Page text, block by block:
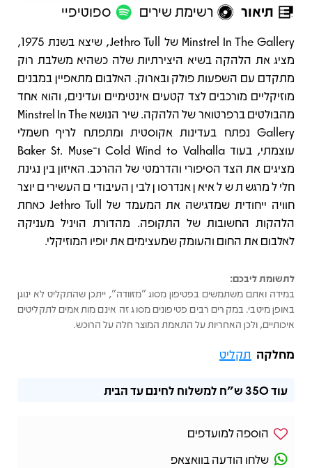
תיאור רשימת שירים ספוטיפיי
תיאור
Minstrel In The Gallery של Jethro Tull, שיצא בשנת 1975,
מציג את הלהקה בשיא היצירתיות שלה כשהיא משלבת רוק
מתקדם עם השפעות פולק ובארוק. האלבום מתאפיין במבנים
מוזיקליים מורכבים לצד קטעים אינטימיים ועדינים, והוא אחד
מהבולטים ברפרטואר של הלהקה. שיר הנושא Minstrel In The
Gallery נפתח בעדינות אקוסטית ומתפתח לריף חשמלי
עוצמתי, בעוד Cold Wind to Valhalla ו־Baker St. Muse
מציגים את הצד הסיפורי והדרמטי של ההרכב. האיזון בין נגינת
חליל מרגשת של איאן אנדרסון לבין העיבודים העשירים יוצר
חוויה ייחודית שמדגישה את המעמד של Jethro Tull כאחת
הלהקות החשובות של התקופה. מהדורת הויניל מעניקה
לאלבום את החום והעומק שמעצימים את יופיו המוזיקלי.
לתשומת ליבכם:
במידה ואתם משתמשים בפטיפון מסוג "מזוודה", ייתכן שהתקליט לא ינוגן
באופן מיטבי. במקרים רבים פטיפונים מסוג זה אינם מותאמים לתקליטים
איכותיים, ולכן האחריות על התאמת המוצר חלה על הרוכש.
מחלקה תקליט
עוד350 ש"ח למשלוח לחינם עד הבית
הוספה למועדפים
שלחו הודעה בוואצאפ